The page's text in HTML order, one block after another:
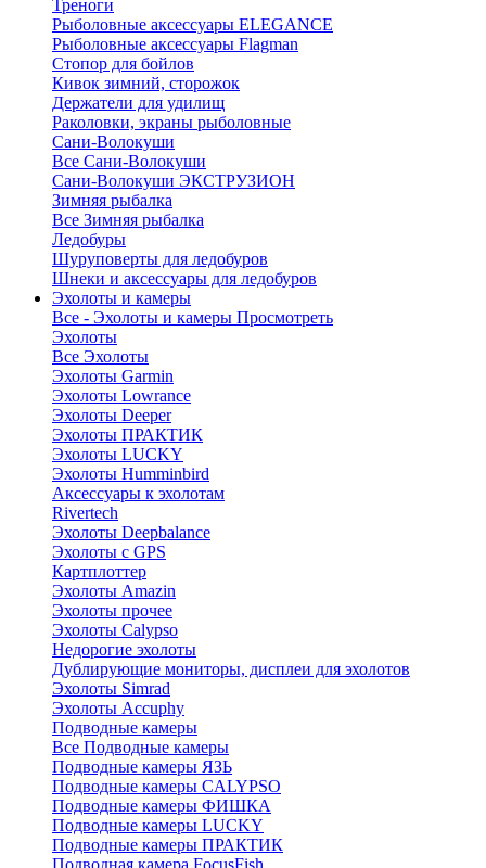
Треноги
Рыболовные аксессуары ELEGANCE
Рыболовные аксессуары Flagman
Стопор для бойлов
Кивок зимний, сторожок
Держатели для удилищ
Раколовки, экраны рыболовные
Сани-Волокуши
Все Сани-Волокуши
Сани-Волокуши ЭКСТРУЗИОН
Зимняя рыбалка
Все Зимняя рыбалка
Ледобуры
Шуруповерты для ледобуров
Шнеки и аксессуары для ледобуров
Эхолоты и камеры
Все - Эхолоты и камеры Просмотреть
Эхолоты
Все Эхолоты
Эхолоты Garmin
Эхолоты Lowrance
Эхолоты Deeper
Эхолоты ПРАКТИК
Эхолоты LUCKY
Эхолоты Humminbird
Аксессуары к эхолотам
Rivertech
Эхолоты Deepbalance
Эхолоты с GPS
Картплоттер
Эхолоты Amazin
Эхолоты прочее
Эхолоты Calypso
Недорогие эхолоты
Дублирующие мониторы, дисплеи для эхолотов
Эхолоты Simrad
Эхолоты Accuphy
Подводные камеры
Все Подводные камеры
Подводные камеры ЯЗЬ
Подводные камеры CALYPSO
Подводные камеры ФИШКА
Подводные камеры LUCKY
Подводные камеры ПРАКТИК
Подводная камера FocusFish